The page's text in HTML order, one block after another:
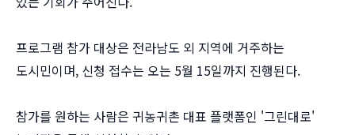
프로그램 참가 대상은 전라남도 외 지역에 거주하는
도시민이며, 신청 접수는 오는 5월 15일까지 진행된다.
참가를 원하는 사람은 귀농귀촌 대표 플랫폼인 '그린대로'